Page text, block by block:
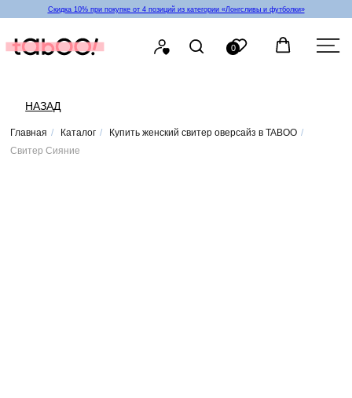
Скидка 10% при покупке от 4 позиций из категории «‎Лонгсливы и футболки»
Главная / Каталог / Купить женский свитер оверсайз в TABOO /
Свитер Сияние